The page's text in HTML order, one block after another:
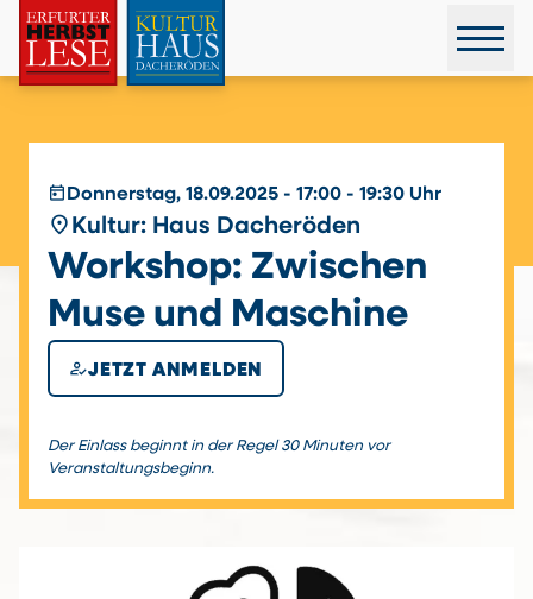
today Donnerstag, 18.09.2025 - 17:00 - 19:30 Uhr
place Kultur: Haus Dacheröden
Workshop: Zwischen
Muse und Maschine
how_to_regJETZT ANMELDEN
Der Einlass beginnt in der Regel 30 Minuten vor
Veranstaltungsbeginn.